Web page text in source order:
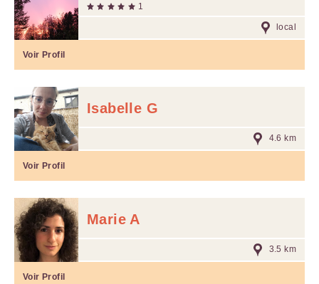
1
local
Voir Profil
Isabelle G
4.6 km
Voir Profil
Marie A
3.5 km
Voir Profil